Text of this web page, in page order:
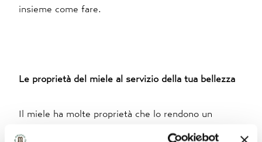
insieme come fare.
Le proprietà del miele al servizio della tua bellezza
Il miele ha molte proprietà che lo rendono un